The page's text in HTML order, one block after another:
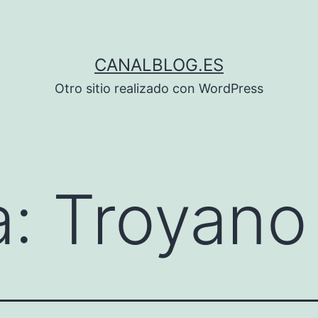
CANALBLOG.ES
Otro sitio realizado con WordPress
Troyano